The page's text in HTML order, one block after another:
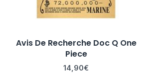
Avis De Recherche Doc Q One
Piece
14,90€